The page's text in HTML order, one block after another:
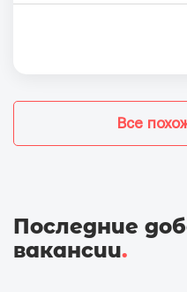
Все
Последние
вакансии.